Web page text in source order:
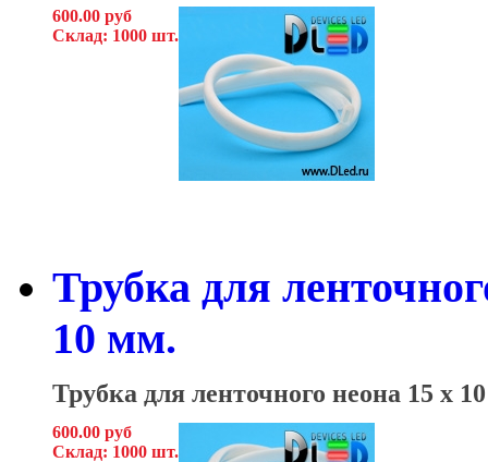
600.00 руб
Склад: 1000 шт.
Трубка для
10 мм.
Трубка для ленточного неона 15 x
600.00 руб
Склад: 1000 шт.